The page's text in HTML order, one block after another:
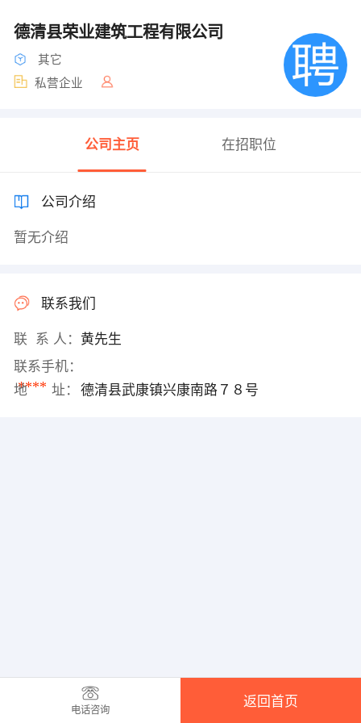
德清县荣业建筑工程有限公司
其它
私营企业
公司主页 在招职位
公司介绍
暂无介绍
联系我们
联 系 人： 黄先生
联系手机：
****
地 址： 德清县武康镇兴康南路７８号
电话咨询
返回首页